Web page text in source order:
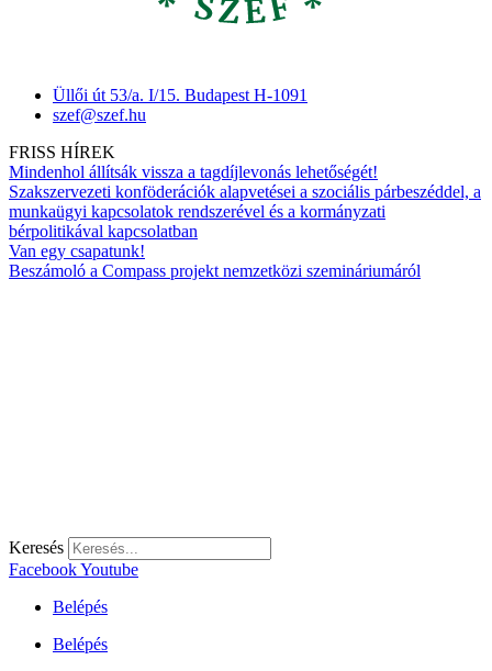
Üllői út 53/a. I/15. Budapest H-1091
szef@szef.hu
FRISS HÍREK
Mindenhol állítsák vissza a tagdíjlevonás lehetőségét!
Szakszervezeti konföderációk alapvetései a szociális párbeszéddel, a
munkaügyi kapcsolatok rendszerével és a kormányzati
bérpolitikával kapcsolatban
Van egy csapatunk!
Beszámoló a Compass projekt nemzetközi szemináriumáról
Keresés
FacebookYoutube
Belépés
Belépés